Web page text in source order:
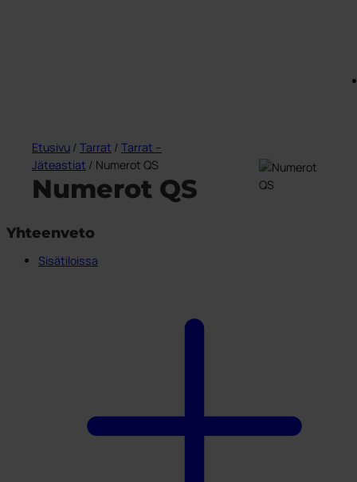
Etusivu / Tarrat / Tarrat –
Jäteastiat / Numerot QS
Numerot QS
Yhteenveto
Sisätiloissa